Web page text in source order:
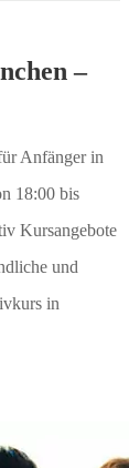
–
Anfänger in
18:00 bis
Kursangebote
und
in